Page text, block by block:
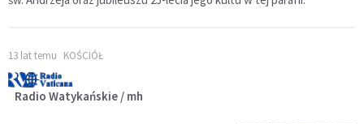
13 lat temu KOŚCIÓŁ
Radio Watykańskie / mh